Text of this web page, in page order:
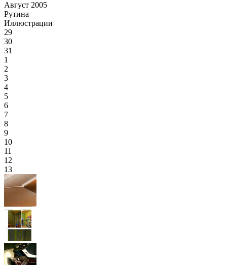
Август 2005
Рутина
Иллюстрации
29
30
31
1
2
3
4
5
6
7
8
9
10
11
12
13